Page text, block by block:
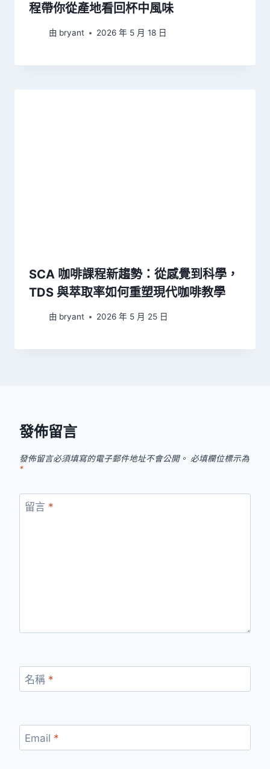
程帶你從產地看回杯中風味
由 bryant 2026 年 5 月 18 日
SCA 咖啡課程新趨勢：從感覺到科學，
TDS 與萃取率如何重塑現代咖啡教學
由 bryant 2026 年 5 月 25 日
發佈留言
發佈留言必須填寫的電子郵件地址不會公開。 必填欄位標示為
*
留言 *
名稱 *
Email *